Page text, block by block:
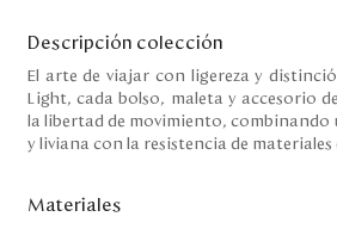
Blog
Servicio al cliente
Descripción colección
El arte de viajar con ligereza y
Light, cada bolso, maleta y accesorio
la libertad de movimiento,
y liviana con la resistencia de
Materiales